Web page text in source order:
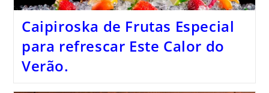
Caipiroska de Frutas Especial
para refrescar Este Calor do
Verão.